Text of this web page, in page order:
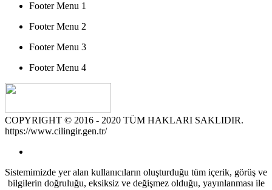
Footer Menu 1
Footer Menu 2
Footer Menu 3
Footer Menu 4
COPYRIGHT © 2016 - 2020 TÜM HAKLARI SAKLIDIR.
https://www.cilingir.gen.tr/
Sistemimizde yer alan kullanıcıların oluşturduğu tüm içerik, görüş ve
bilgilerin doğruluğu, eksiksiz ve değişmez olduğu, yayınlanması ile